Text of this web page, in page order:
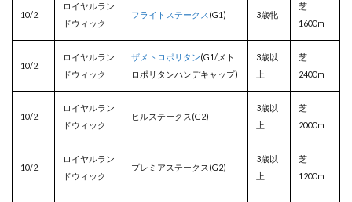
10/2
ロイヤルラン
ドウィック
フライトステークス (G1) 3歳牝
芝
1600m
10/2
ロイヤルラン
ドウィック
ザメトロポリタン(G1/メト
ロポリタンハンデキャップ)
3歳以
上
芝
2400m
10/2
ロイヤルラン
ドウィック
ヒルステークス(G2)
3歳以
上
芝
2000m
10/2
ロイヤルラン
ドウィック
プレミアステークス(G2)
3歳以
上
芝
1200m